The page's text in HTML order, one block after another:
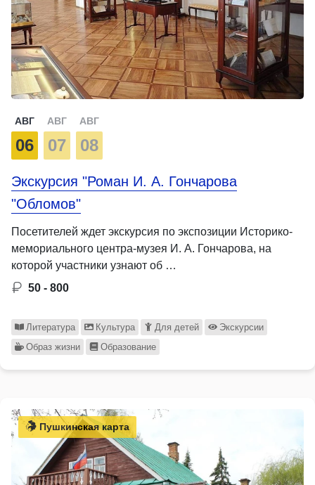
АВГ
06
АВГ
07
АВГ
08
Экскурсия "Роман И. А. Гончарова
"Обломов"
Посетителей ждет экскурсия по экспозиции Историко-
мемориального центра-музея И. А. Гончарова, на
которой участники узнают об …
50 - 800
Литература Культура Для детей
Экскурсии
Образ жизни
Образование
Пушкинская карта